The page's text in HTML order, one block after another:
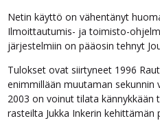
Netin käyttö on vähentänyt
Ilmoittautumis- ja toimisto-
järjestelmiin on pääosin tehnyt
Tulokset ovat siirtyneet 1996
enimmillään muutaman sekunnin
2003 on voinut tilata kännykkään
rasteilta Jukka Inkerin kehittämän